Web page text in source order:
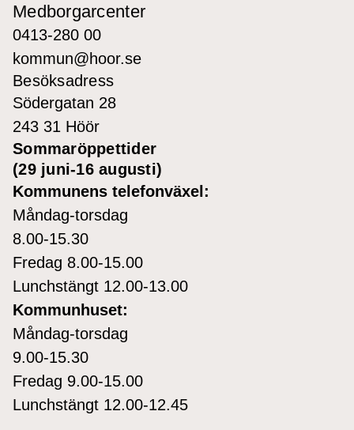
Medborgarcenter
0413-280 00
kommun@hoor.se
Besöksadress
Södergatan 28
243 31 Höör
Sommaröppettider
(29 juni-16 augusti)
Kommunens telefonväxel:
Måndag-torsdag
8.00-15.30
Fredag 8.00-15.00
Lunchstängt 12.00-13.00
Kommunhuset:
Måndag-torsdag
9.00-15.30
Fredag 9.00-15.00
Lunchstängt 12.00-12.45